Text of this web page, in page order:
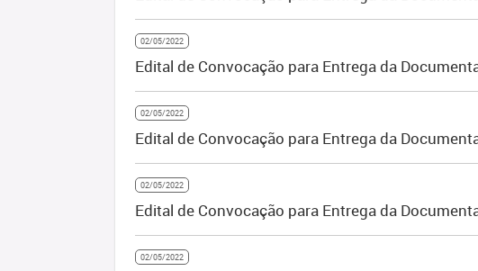
02/05/2022
Edital de Convocação para Entrega da
02/05/2022
Edital de Convocação para Entrega da
02/05/2022
Edital de Convocação para Entrega da
02/05/2022